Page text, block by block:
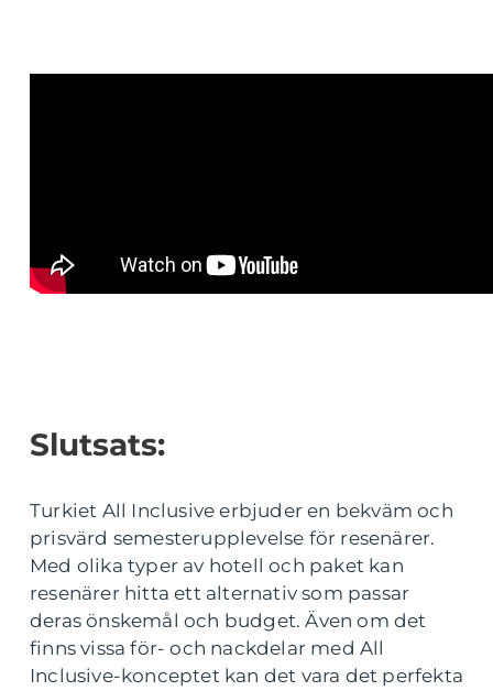
Slutsats:
Turkiet All Inclusive erbjuder en bekväm och
prisvärd semesterupplevelse för resenärer.
Med olika typer av hotell och paket kan
resenärer hitta ett alternativ som passar
deras önskemål och budget. Även om det
finns vissa för- och nackdelar med All
Inclusive-konceptet kan det vara det perfekta